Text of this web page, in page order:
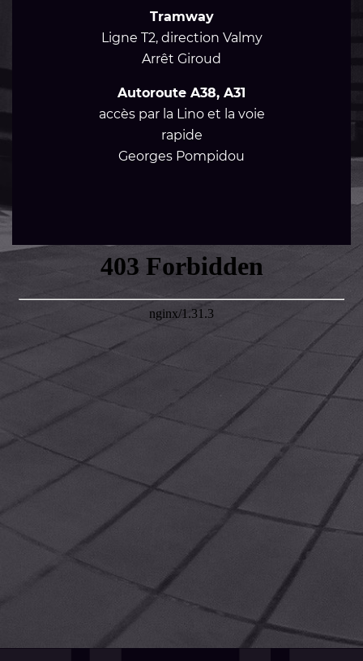
Tramway
Ligne T2, direction Valmy
Arrêt Giroud
Autoroute A38, A31
accès par la Lino et la voie
rapide
Georges Pompidou